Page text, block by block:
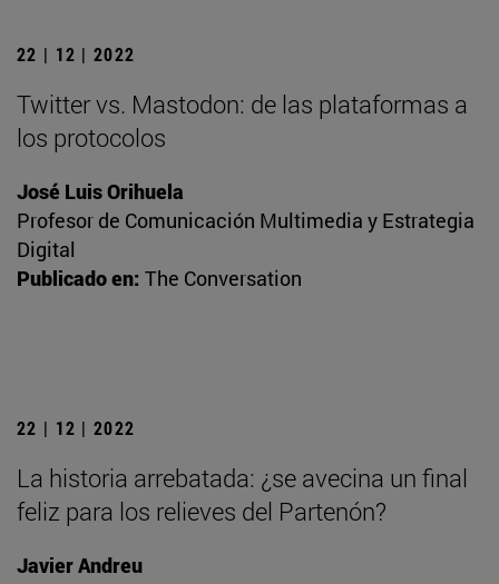
22 | 12 | 2022
Twitter vs. Mastodon: de las plataformas a
los protocolos
José Luis Orihuela
Profesor de Comunicación Multimedia y Estrategia
Digital
Publicado en: The Conversation
22 | 12 | 2022
La historia arrebatada: ¿se avecina un final
feliz para los relieves del Partenón?
Javier Andreu